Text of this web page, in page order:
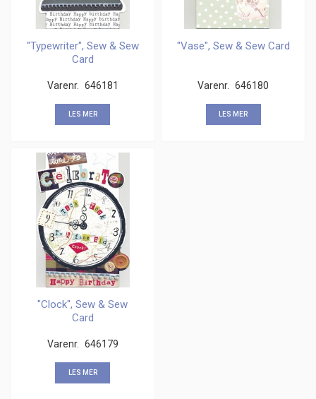
"Typewriter", Sew & Sew
Card
Varenr. 646181
LES MER
"Vase", Sew & Sew Card
Varenr. 646180
LES MER
"Clock", Sew & Sew
Card
Varenr. 646179
LES MER